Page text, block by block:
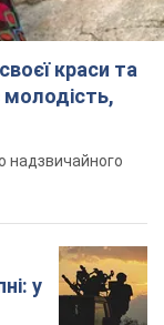
краси та
молодість,
надзвичайного
у